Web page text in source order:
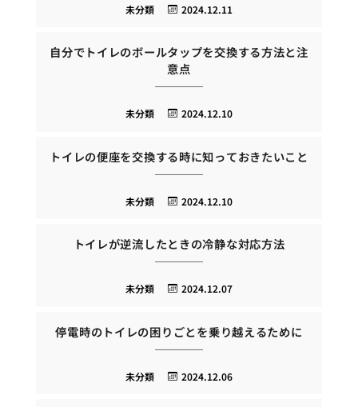
2024.12.11
未分類
自分でトイレのボールタップを交換する方法と注
意点
2024.12.10
未分類
トイレの便座を交換する時に知っておきたいこと
2024.12.10
未分類
トイレが逆流したときの冷静な対応方法
2024.12.07
未分類
停電時のトイレの困りごとを乗り越えるために
2024.12.06
未分類